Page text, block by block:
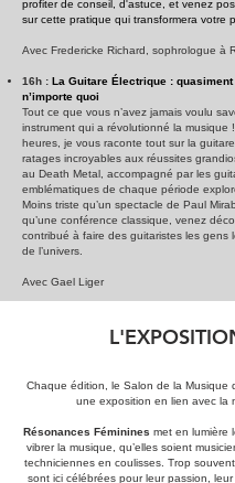
profiter de conseil, d'astuce, et venez
sur cette pratique qui transformera votre
Avec Fredericke Richard, sophrologue à
16h : La Guitare Électrique :
n’importe quoi
Tout ce que vous n’avez jamais voulu
instrument qui a révolutionné la musique
heures, je vous raconte tout sur la
ratages incroyables aux réussites
au Death Metal, accompagné par les
emblématiques de chaque période
Moins triste qu’un spectacle de Paul
qu’une conférence classique, venez
contribué à faire des guitaristes les gens
de l’univers.
Avec Gael Liger
Chaque édition, le Salon de la Musique
une exposition en lien avec la
Résonances Féminines met en lumière
vibrer la musique, qu’elles soient
techniciennes en coulisses. Trop
sont ici célébrées pour leur passion,